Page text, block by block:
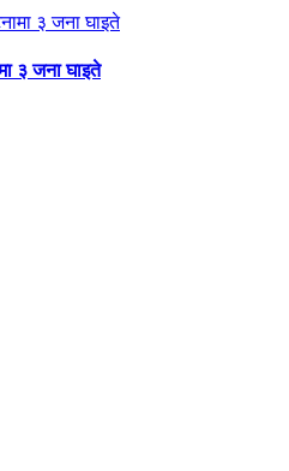
३ जना घाइते